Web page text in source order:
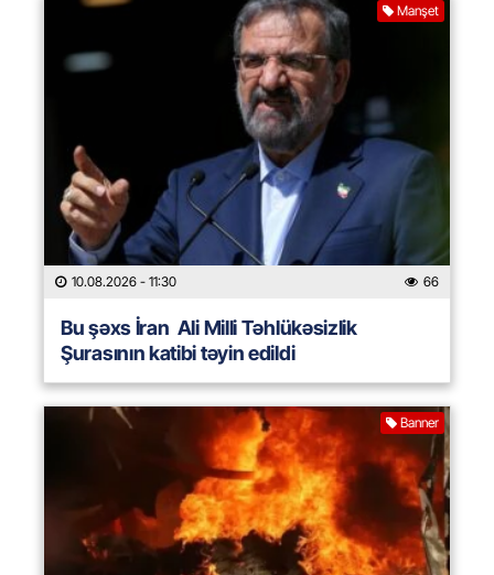
Manşet
10.08.2026 - 11:30 66
Bu şəxs İran Ali Milli Təhlükəsizlik
Şurasının katibi təyin edildi
Banner